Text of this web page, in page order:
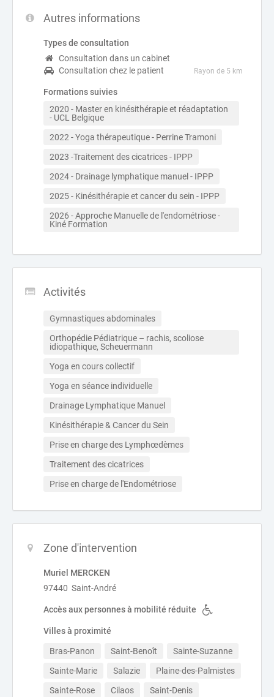
Autres informations
Types de consultation
Consultation dans un cabinet
Consultation chez le patient
Rayon de 5 km
Formations suivies
2020 - Master en kinésithérapie et réadaptation
- UCL Belgique
2022 - Yoga thérapeutique - Perrine Tramoni
2023 -Traitement des cicatrices - IPPP
2024 - Drainage lymphatique manuel - IPPP
2025 - Kinésithérapie et cancer du sein - IPPP
2026 - Approche Manuelle de l'endométriose -
Kiné Formation
Activités
Gymnastiques abdominales
Orthopédie Pédiatrique – rachis, scoliose
idiopathique, Scheuermann
Yoga en cours collectif
Yoga en séance individuelle
Drainage Lymphatique Manuel
Kinésithérapie & Cancer du Sein
Prise en charge des Lymphœdèmes
Traitement des cicatrices
Prise en charge de l'Endométriose
Zone d'intervention
Muriel MERCKEN
97440 Saint-André
Accès aux personnes à mobilité réduite
Villes à proximité
Bras-Panon Saint-Benoît
Sainte-Suzanne
Sainte-Marie
Salazie
Plaine-des-Palmistes
Sainte-Rose
Cilaos Saint-Denis